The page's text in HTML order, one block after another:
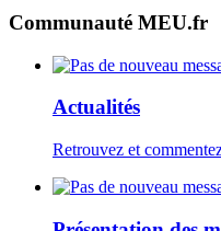
Communauté MEU.fr
Actualités
Retrouvez et